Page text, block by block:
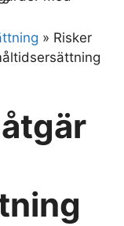
» Risker